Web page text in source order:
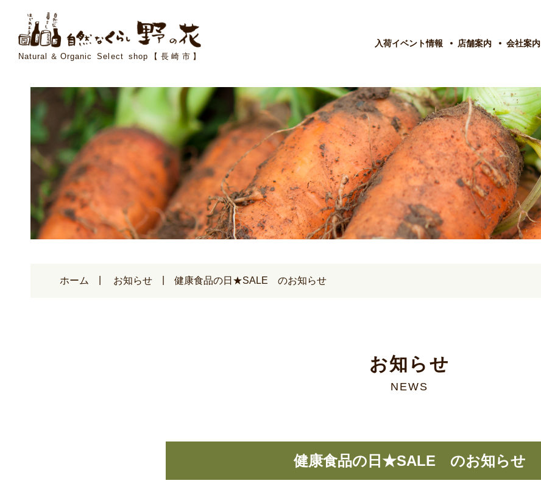
Natural＆Organic Select shop【長崎市】
入荷イベント情報 店舗案内 会社案内
ホーム お知らせ 健康食品の日★SALE のお知らせ
お知らせ
NEWS
健康食品の日★SALE のお知らせ